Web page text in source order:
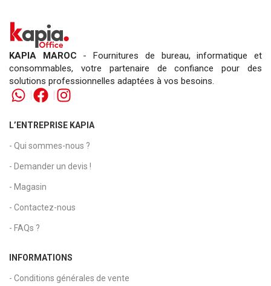
KAPIA MAROC - Fournitures de bureau, informatique et
consommables, votre partenaire de confiance pour des
solutions professionnelles adaptées à vos besoins.
L’ENTREPRISE KAPIA
- Qui sommes-nous ?
- Demander un devis !
- Magasin
- Contactez-nous
- FAQs ?
INFORMATIONS
- Conditions générales de vente